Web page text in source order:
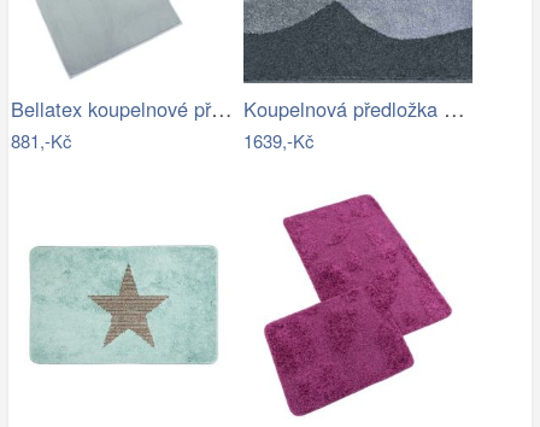
Bellatex koupelnové předložky BANYGOLD…
881,-Kč
Koupelnová předložka HILLS
1639,-Kč